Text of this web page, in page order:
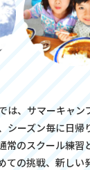
は、サマーキャン
シーズン毎に日帰
常のスクール練習
ての挑戦、新しい